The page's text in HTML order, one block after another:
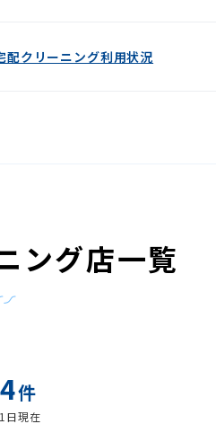
配クリーニング利用状況
ング店一覧
件
現在